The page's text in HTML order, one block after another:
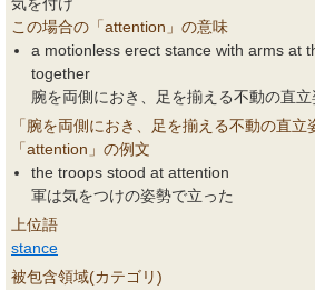
この場合の「attention」の意味
a motionless erect stance with arms at
together
腕を両側におき、足を揃える不動の直立
「腕を両側におき、足を揃える不動の直
「attention」の例文
the troops stood at attention
軍は気をつけの姿勢で立った
上位語
stance
被包含領域(カテゴリ)